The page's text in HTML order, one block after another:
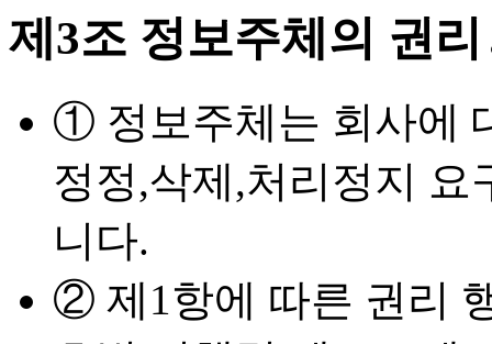
제3조 정보주체의 권
① 정보주체는 회사에
정정,삭제,처리정지 요
니다.
② 제1항에 따른 권리